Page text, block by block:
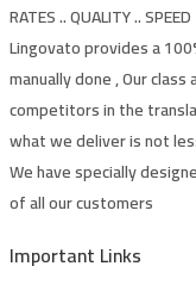
RATES .. QUALITY .. SPEED
Lingovato provides a
manually done , Our
competitors in the
what we deliver is not
We have specially
of all our customers
Important Links